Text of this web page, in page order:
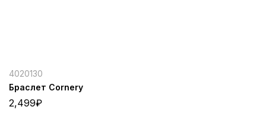
4020130
Браслет Cornery
2,499₽